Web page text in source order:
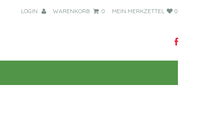
LOGIN WARENKORB 0 MEIN MERKZETTEL 0